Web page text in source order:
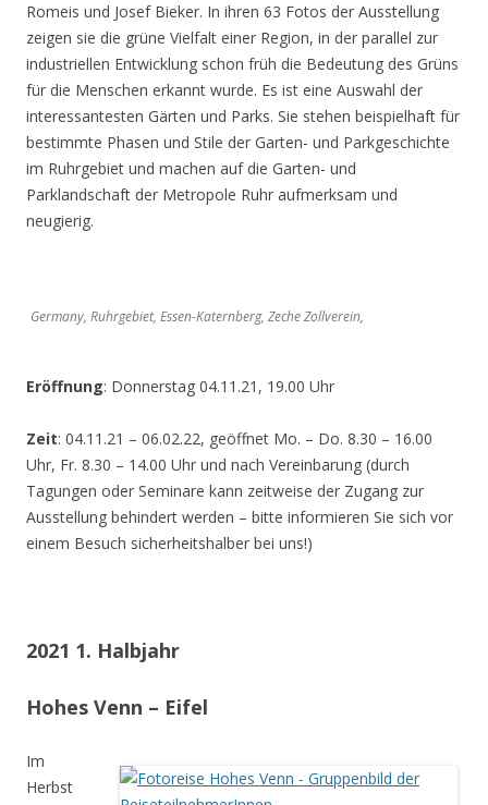
Romeis und Josef Bieker. In ihren 63 Fotos der Ausstellung
zeigen sie die grüne Vielfalt einer Region, in der parallel zur
industriellen Entwicklung schon früh die Bedeutung des Grüns
für die Menschen erkannt wurde. Es ist eine Auswahl der
interessantesten Gärten und Parks. Sie stehen beispielhaft für
bestimmte Phasen und Stile der Garten- und Parkgeschichte
im Ruhrgebiet und machen auf die Garten- und
Parklandschaft der Metropole Ruhr aufmerksam und
neugierig.
Germany, Ruhrgebiet, Essen-Katernberg, Zeche Zollverein,
Eröffnung: Donnerstag 04.11.21, 19.00 Uhr
Zeit: 04.11.21 – 06.02.22, geöffnet Mo. – Do. 8.30 – 16.00
Uhr, Fr. 8.30 – 14.00 Uhr und nach Vereinbarung (durch
Tagungen oder Seminare kann zeitweise der Zugang zur
Ausstellung behindert werden – bitte informieren Sie sich vor
einem Besuch sicherheitshalber bei uns!)
2021 1. Halbjahr
Hohes Venn – Eifel
Im
Herbst